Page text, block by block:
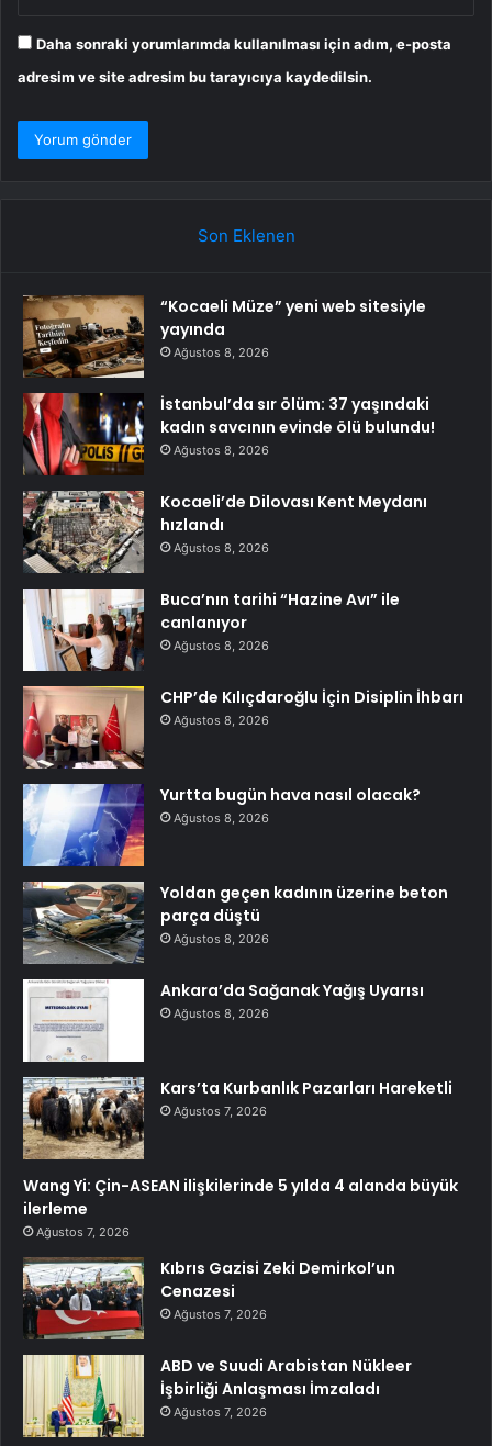
Daha sonraki yorumlarımda kullanılması için adım, e-posta
adresim ve site adresim bu tarayıcıya kaydedilsin.
Son Eklenen
“Kocaeli Müze” yeni web sitesiyle
yayında
Ağustos 8, 2026
İstanbul’da sır ölüm: 37 yaşındaki
kadın savcının evinde ölü bulundu!
Ağustos 8, 2026
Kocaeli’de Dilovası Kent Meydanı
hızlandı
Ağustos 8, 2026
Buca’nın tarihi “Hazine Avı” ile
canlanıyor
Ağustos 8, 2026
CHP’de Kılıçdaroğlu İçin Disiplin İhbarı
Ağustos 8, 2026
Yurtta bugün hava nasıl olacak?
Ağustos 8, 2026
Yoldan geçen kadının üzerine beton
parça düştü
Ağustos 8, 2026
Ankara’da Sağanak Yağış Uyarısı
Ağustos 8, 2026
Kars’ta Kurbanlık Pazarları Hareketli
Ağustos 7, 2026
Wang Yi: Çin-ASEAN ilişkilerinde 5 yılda 4 alanda büyük
ilerleme
Ağustos 7, 2026
Kıbrıs Gazisi Zeki Demirkol’un
Cenazesi
Ağustos 7, 2026
ABD ve Suudi Arabistan Nükleer
İşbirliği Anlaşması İmzaladı
Ağustos 7, 2026